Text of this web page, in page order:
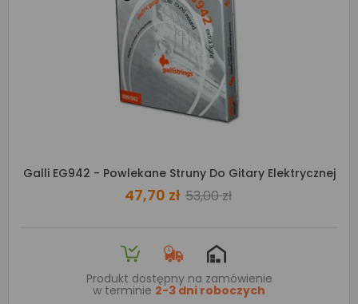
Galli EG942 - Powlekane Struny Do Gitary Elektrycznej
47,70 zł 53,00 zł
Produkt dostępny na zamówienie
w terminie 2-3 dni roboczych